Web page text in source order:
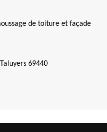
de toiture et façade
69440